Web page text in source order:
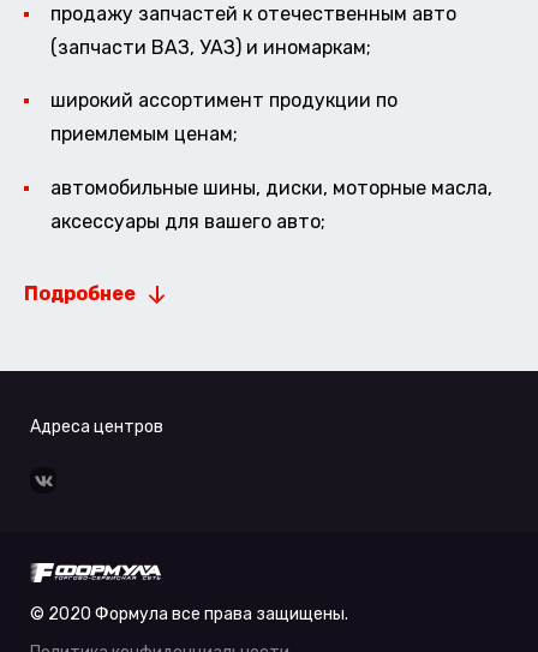
продажу запчастей к отечественным авто
(запчасти ВАЗ, УАЗ) и иномаркам;
широкий ассортимент продукции по
приемлемым ценам;
автомобильные шины, диски, моторные масла,
аксессуары для вашего авто;
Подробнее
Адреса центров
© 2020 Формула все права защищены.